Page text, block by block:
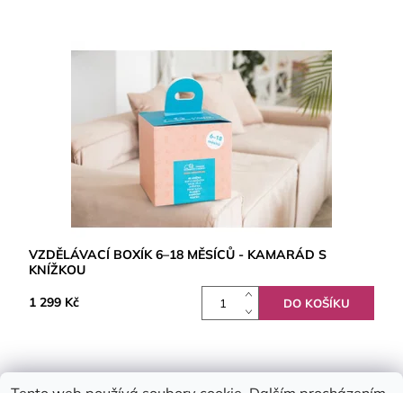
VZDĚLÁVACÍ BOXÍK 6–18 MĚSÍCŮ - KAMARÁD S
KNÍŽKOU
1 299 Kč